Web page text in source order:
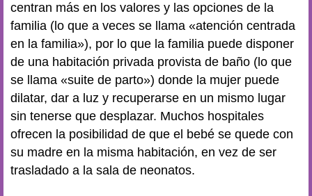
centran más en los valores y las opciones de la
familia (lo que a veces se llama «atención centrada
en la familia»), por lo que la familia puede disponer
de una habitación privada provista de baño (lo que
se llama «suite de parto») donde la mujer puede
dilatar, dar a luz y recuperarse en un mismo lugar
sin tenerse que desplazar. Muchos hospitales
ofrecen la posibilidad de que el bebé se quede con
su madre en la misma habitación, en vez de ser
trasladado a la sala de neonatos.